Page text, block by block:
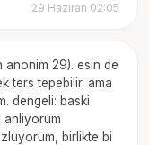
29 Haziran 02:05
anonim 29). esin de
ters tepebilir. ama
dengeli: baski
anliyorum
birlikte bi